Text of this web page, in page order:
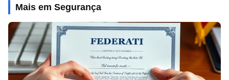
Mais em Segurança